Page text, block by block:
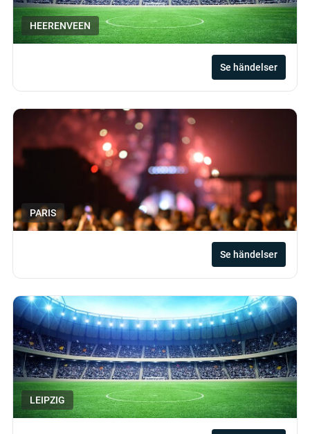
HEERENVEEN
Se händelser
PARIS
Se händelser
LEIPZIG